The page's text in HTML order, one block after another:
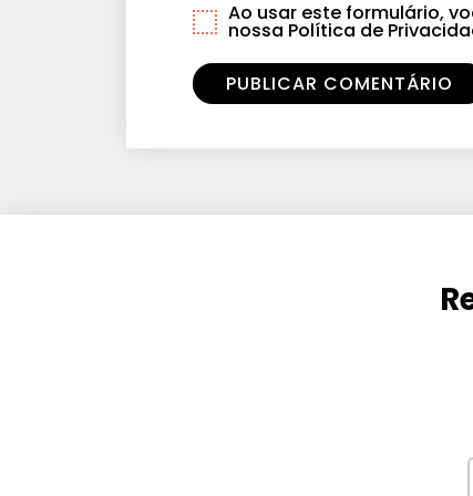
Ao usar este formulário,
nossa Política de